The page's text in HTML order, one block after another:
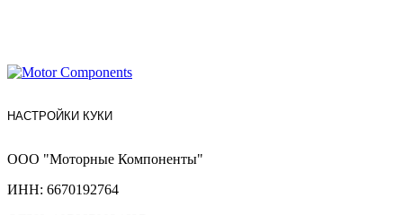
НАСТРОЙКИ КУКИ
ООО "Моторные Компоненты"
ИНН: 6670192764